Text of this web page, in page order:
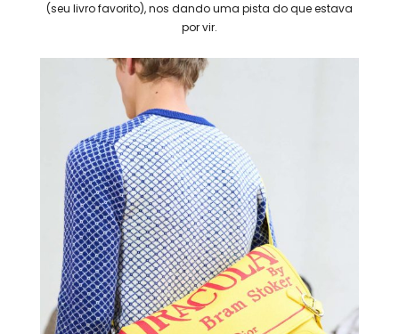
(seu livro favorito), nos dando uma pista do que estava
por vir.